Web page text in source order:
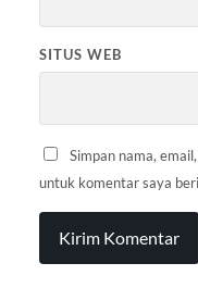
SITUS WEB
Simpan nama,
untuk komentar saya